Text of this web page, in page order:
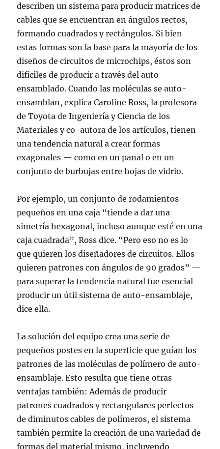
describen un sistema para producir matrices de
cables que se encuentran en ángulos rectos,
formando cuadrados y rectángulos. Si bien
estas formas son la base para la mayoría de los
diseños de circuitos de microchips, éstos son
difíciles de producir a través del auto-
ensamblado. Cuando las moléculas se auto-
ensamblan, explica Caroline Ross, la profesora
de Toyota de Ingeniería y Ciencia de los
Materiales y co-autora de los artículos, tienen
una tendencia natural a crear formas
exagonales — como en un panal o en un
conjunto de burbujas entre hojas de vidrio.
Por ejemplo, un conjunto de rodamientos
pequeños en una caja “tiende a dar una
simetría hexagonal, incluso aunque esté en una
caja cuadrada”, Ross dice. “Pero eso no es lo
que quieren los diseñadores de circuitos. Ellos
quieren patrones con ángulos de 90 grados” —
para superar la tendencia natural fue esencial
producir un útil sistema de auto-ensamblaje,
dice ella.
La solución del equipo crea una serie de
pequeños postes en la superficie que guían los
patrones de las moléculas de polímero de auto-
ensamblaje. Esto resulta que tiene otras
ventajas también: Además de producir
patrones cuadrados y rectangulares perfectos
de diminutos cables de polímeros, el sistema
también permite la creación de una variedad de
formas del material mismo, incluyendo